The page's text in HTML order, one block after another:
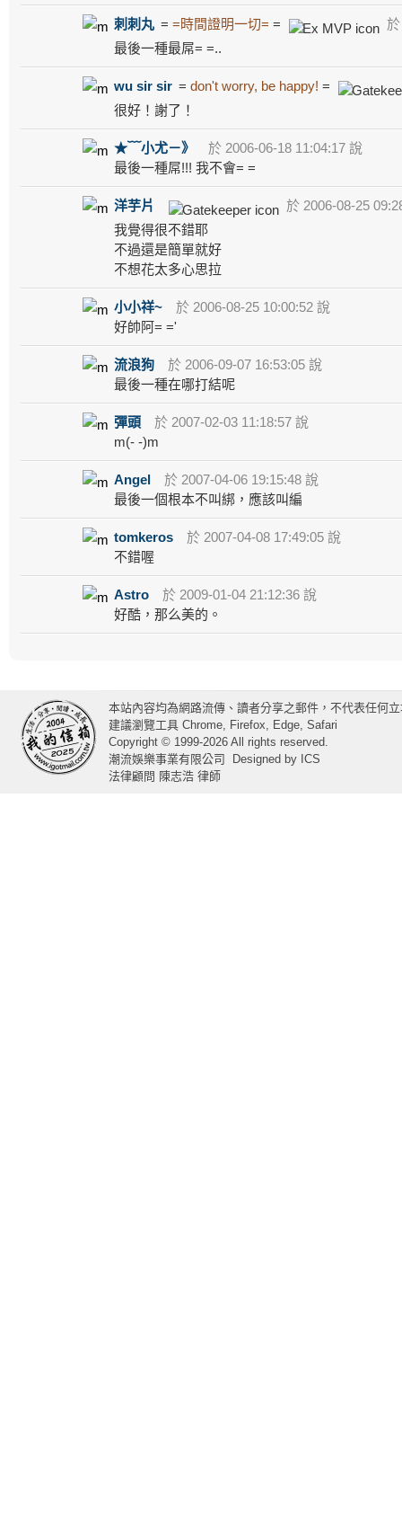
刺刺丸 ==時間證明一切= =
最後一種最屌= =..
wu sir sir =don't worry, be happy! =
很好！謝了！
★﹋小尤－》
於 2006-06-18 11:04:17 說
最後一種屌!!! 我不會= =
洋芋片
於 2006-08-25
我覺得很不錯耶
不過還是簡單就好
不想花太多心思拉
小小祥~
於 2006-08-25 10:00:52 說
好帥阿= ='
流浪狗
於 2006-09-07 16:53:05 說
最後一種在哪打結呢
彈頭
於 2007-02-03 11:18:57 說
m(- -)m
Angel
於 2007-04-06 19:15:48 說
最後一個根本不叫綁，應該叫編
tomkeros
於 2007-04-08 17:49:05 說
不錯喔
Astro
於 2009-01-04 21:12:36 說
好酷，那么美的。
本站內容均為網路流傳、讀者分享之郵件，不代表任何
建議瀏覽工具 Chrome, Firefox, Edge, Safari
Copyright © 1999-2026 All rights reserved.
潮流娛樂事業有限公司
Designed by ICS
法律顧問 陳志浩 律師